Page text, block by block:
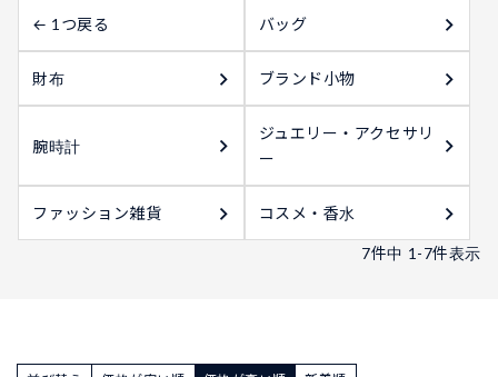
← 1つ戻る バッグ
財布 ブランド小物
腕時計
ジュエリー・アクセサリ
ー
ファッション雑貨 コスメ・香水
7件中 1 -7件表示